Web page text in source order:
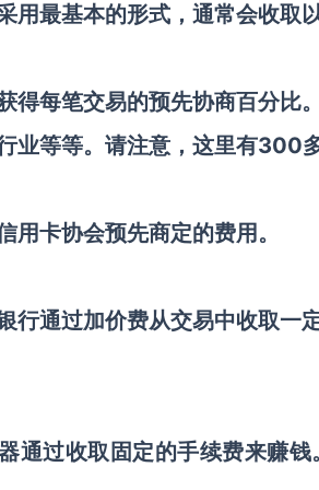
用最基本的形式，通常会收取
得每笔交易的预先协商百分比
业等等。请注意，这里有300
用卡协会预先商定的费用。
行通过加价费从交易中收取一
通过收取固定的手续费来赚